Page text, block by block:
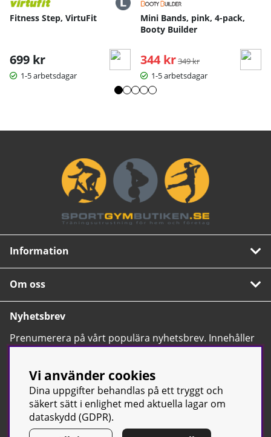
Fitness Step, VirtuFit
699 kr
1-5 arbetsdagar
Mini Bands, pink, 4-pack,
Booty Builder
344 kr Ordinarie pris:
349 kr
1-5 arbetsdagar
Information
Om oss
Nyhetsbrev
Prenumerera på vårt populära nyhetsbrev. Innehåller
tips, nyheter och våra allra bästa erbjudanden.
Vi använder cookies
Dina uppgifter behandlas på ett tryggt och
säkert sätt i enlighet med aktuella lagar om
dataskydd (GDPR).